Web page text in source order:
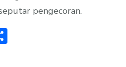
pengecoran.